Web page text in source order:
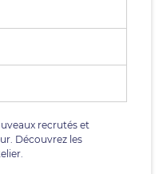
recrutés et
Découvrez les